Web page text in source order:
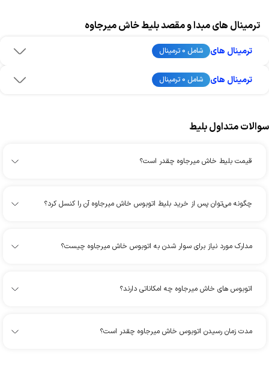
ترمینال های مبدا و مقصد بلیط خاش میرجاوه
ترمینال های شامل 0 ترمینال
ترمینال های شامل 0 ترمینال
سوالات متداول بلیط
قیمت بلیط خاش میرجاوه چقدر است؟
چگونه می‌توان پس از خرید بلیط اتوبوس خاش میرجاوه آن را کنسل کرد؟
مدارک مورد نیاز برای سوار شدن به اتوبوس خاش میرجاوه چیست؟
اتوبوس های خاش میرجاوه چه امکاناتی دارند؟
مدت زمان رسیدن اتوبوس خاش میرجاوه چقدر است؟